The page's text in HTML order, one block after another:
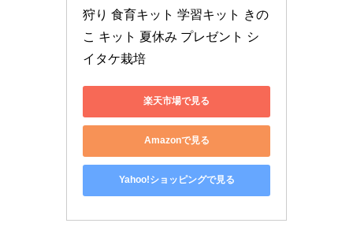
狩り 食育キット 学習キット きの
こ キット 夏休み プレゼント シ
イタケ栽培
楽天市場で見る
Amazonで見る
Yahoo!ショッピングで見る